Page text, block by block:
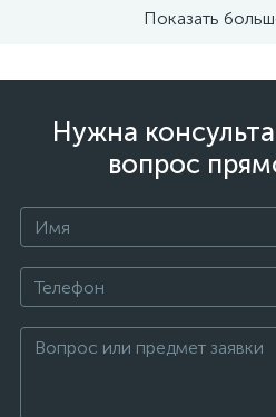
Показать
Нужна
вопрос